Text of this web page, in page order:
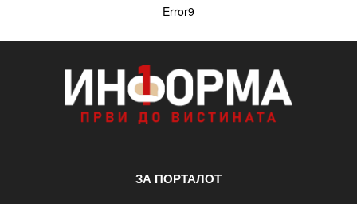
Error9
ЗА ПОРТАЛОТ